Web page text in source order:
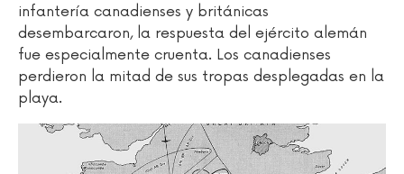
infantería canadienses y británicas
desembarcaron, la respuesta del ejército alemán
fue especialmente cruenta. Los canadienses
perdieron la mitad de sus tropas desplegadas en la
playa.